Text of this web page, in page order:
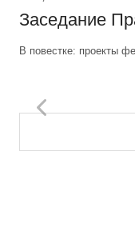
Заседание
В повестке: проекты